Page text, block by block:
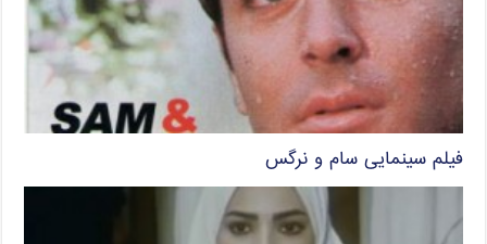
فیلم سینمایی سام و نرگس